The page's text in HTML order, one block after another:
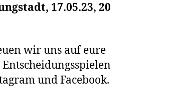
17.05.23, 20
wir uns auf eure
und Facebook.